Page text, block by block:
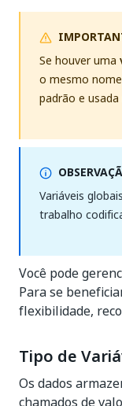
Se houver uma
o mesmo
padrão e
Variáveis
trabalho
Você pode
Para se
flexibilidade,
Tipo de
Os dados
chamados de